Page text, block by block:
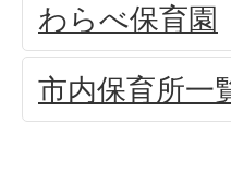
わらべ保育園
市内保育所一